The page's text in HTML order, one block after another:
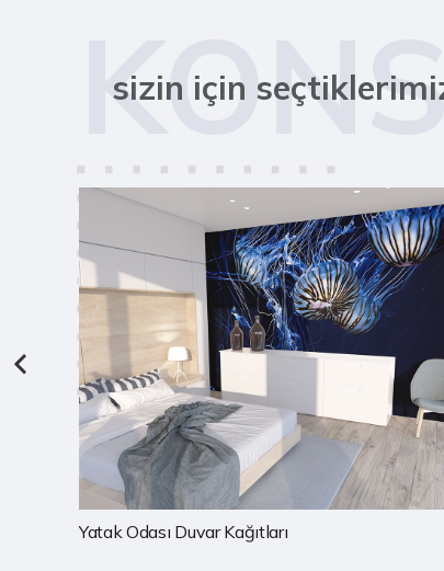
sizin için
Çocuk Odası Duvar Kağıtları